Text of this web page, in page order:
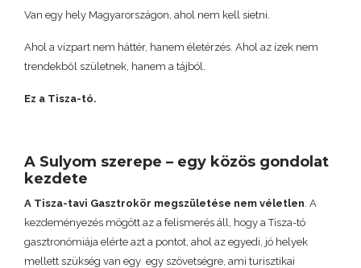
Van egy hely Magyarországon, ahol nem kell sietni.
Ahol a vízpart nem háttér, hanem életérzés. Ahol az ízek nem
trendekből születnek, hanem a tájból.
Ez a Tisza-tó.
A Sulyom szerepe – egy közös gondolat
kezdete
A Tisza-tavi Gasztrokör megszületése nem véletlen. A
kezdeményezés mögött az a felismerés áll, hogy a Tisza-tó
gasztronómiája elérte azt a pontot, ahol az egyedi, jó helyek
mellett szükség van egy egy szövetségre, ami turisztikai